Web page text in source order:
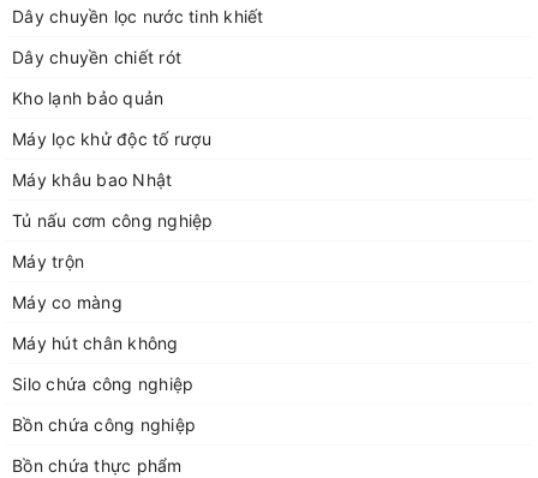
Gia Lâm, TP Hà Nội
Nội.
Điện thoại 1: 0929168883
Điện thoại 2: 02438712928
Điện thoại 3: 0243266226
Điện thoại 4: 0948052554
Fax: 02438712928
Email: congngheducbao83@gmail.com
Website: https://congngheducbao.com
Dây chuyền lọc nước tinh khiết
Dây chuyền chiết rót
Kho lạnh bảo quản
Máy lọc khử độc tố rượu
Máy khâu bao Nhật
Tủ nấu cơm công nghiệp
Máy trộn
Máy co màng
Máy hút chân không
Silo chứa công nghiệp
Bồn chứa công nghiệp
Bồn chứa thực phẩm